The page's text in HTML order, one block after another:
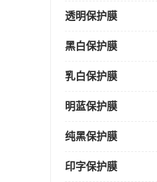
透明保护膜
黑白保护膜
乳白保护膜
明蓝保护膜
纯黑保护膜
印字保护膜